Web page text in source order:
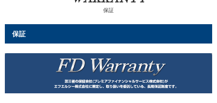
保証
保証